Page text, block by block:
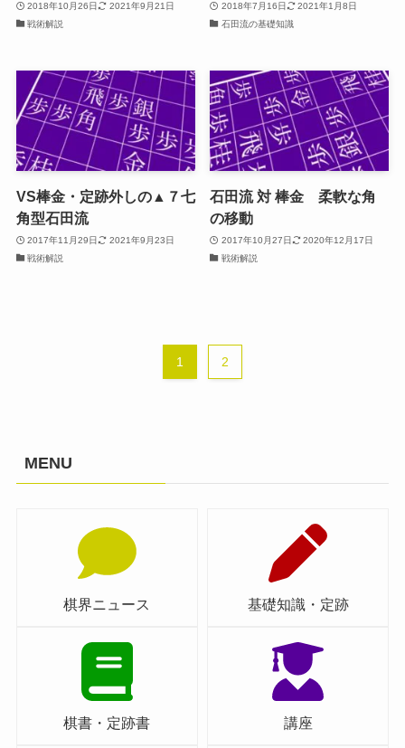
2018年10月26日
2021年9月21日
戦術解説
2018年7月16日
2021年1月8日
石田流の基礎知識
VS棒金・定跡外しの▲７七
角型石田流
2017年11月29日
2021年9月23日
戦術解説
石田流 対 棒金 柔軟な角
の移動
2017年10月27日
2020年12月17日
戦術解説
1 2
MENU
棋界ニュース 基礎知識・定跡
棋書・定跡書 講座